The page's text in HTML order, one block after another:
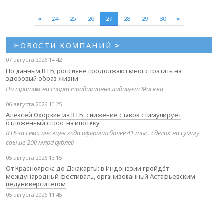
« 24 25 26 27 28 29 30 »
НОВОСТИ КОМПАНИЙ >
07 августа 2026 14:42
По данным ВТБ, россияне продолжают много тратить на
здоровый образ жизни
По тратам на спорт традиционно лидирует Москва
06 августа 2026 13:25
Алексей Охорзин из ВТБ: снижение ставок стимулирует
отложенный спрос на ипотеку
ВТБ за семь месяцев года оформил более 41 тыс. сделок на сумму
свыше 200 млрд рублей
05 августа 2026 13:15
От Красноярска до Джакарты: в Индонезии пройдёт
международный фестиваль, организованный Астафьевским
педуниверситетом
05 августа 2026 11:45